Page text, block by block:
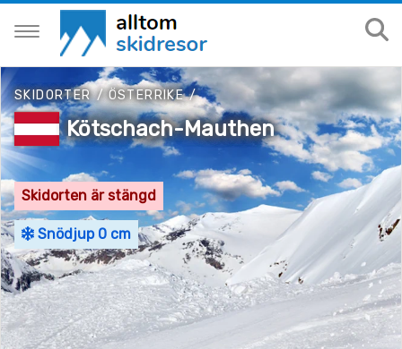
SKIDORTER/ ÖSTERRIKE/
Kötschach-Mauthen
Skidorten är stängd
Snödjup 0 cm